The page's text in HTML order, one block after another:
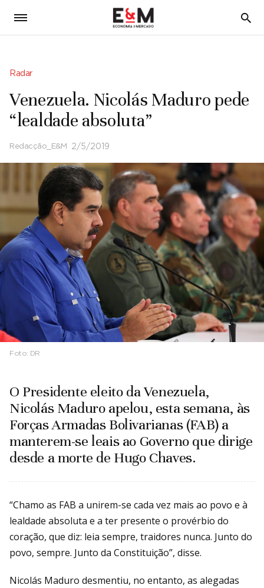
5
Radar
Venezuela. Nicolás Maduro pede
“lealdade absoluta”
Redacção_E&M 2/5/2019
Foto: DR
O Presidente eleito da Venezuela,
Nicolás Maduro apelou, esta semana, às
Forças Armadas Bolivarianas (FAB) a
manterem-se leais ao Governo que dirige
desde a morte de Hugo Chaves.
“Chamo as FAB a unirem-se cada vez mais ao povo e à
lealdade absoluta e a ter presente o provérbio do
coração, que diz: leia sempre, traidores nunca. Junto do
povo, sempre. Junto da Constituição”, disse.
Nicolás Maduro desmentiu, no entanto, as alegadas